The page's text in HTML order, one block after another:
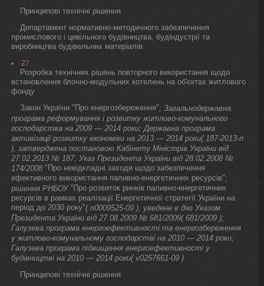
Принципові технічні рішення
Департамент нормативно-методичного забезпечення
промислового і цивільного будівництва, будіндустрії та
виробництва будівельних матеріалів
27.
Розробка технічних рішень повторного використання щодо
встановлення блочно-модульних котелень на об'єктах житлового
фонду
Закон України "Про енергозбереження"; Загальнодержавна
програма реформування і розвитку житлово-комунального
господарства на 2009 — 2014 роки; Державна програма
активізації розвитку економіки на 2013 — 2014 роки( 187-2013-п
), затверджена постановою Кабінету Міністрів України від
27.02.2013 № 187; Указ Президента України від 28.02.2008 №
174/2008 "Про невідкладні заходи щодо забезпечення
ефективного використання паливно-енергетичних ресурсів";
рішення РНБОУ "Про розвиток ринків паливно-енергетичних
ресурсів в рамках реалізації Енергетичної стратегії України на
період до 2030 року"( n0009525-09 ), уведене в дію Указом
Президента України від 27.08.2009 № 681/2009( 681/2009 );
Галузева програма енергоефективності та енергозбереження
у житлово-комунальному господарстві на 2010 — 2014 роки;
Галузева програма підвищення енергоефективності у
будівництві на 2010 — 2014 роки( v0257661-09 )
Принципові технічні рішення